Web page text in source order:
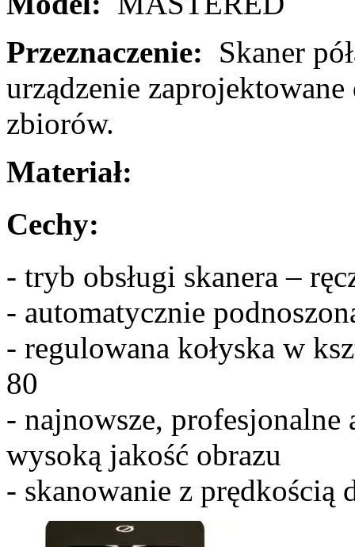
Przeznaczenie: Skaner
urządzenie
zbiorów.
Materiał:
Cechy:
- tryb obsługi skanera –
- automatycznie
- regulowana kołyska w
80
- najnowsze, profesjonalne
wysoką jakość obrazu
- skanowanie z prędkością